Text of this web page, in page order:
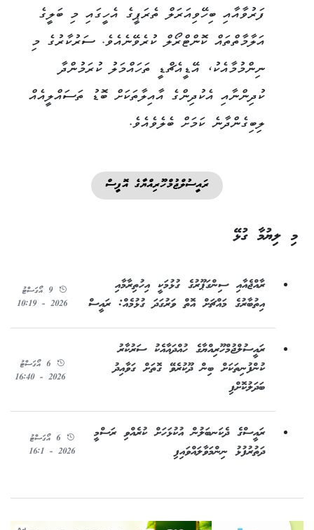
ފަރުވާއާއި ބިހޭވިއަރަލް ތެރަޕީގެ އެހީގައި މި ބަލީގެ
އަލާމާތްތައް ކޮންޓްރޯލް ކުރެވޭނެއެވެ. ސަރުކާރުގެ މި
ނިންމުމާއެކު، އޭޑީއެޗްޑީ ތަހައްމަލު ކުރަމުންދާ
ކުދިންނާއި އެކުދިންގެ އާއިލާތަކަށް ބޮޑު ތަސައްލީއެއް
ލިބިގެންދާނެ ކަމަށް ބެލެވެއެވެ.
ރައީސުލްޖުމްހޫރިއްޔާގެ އޮފީސް
މި ލިޔުމާ ގުޅޭ
ރާއްޖެއާއި ސިންގަޕޫރުގެ ގުޅުމަކީ އިހުތިރާމާއި
އިތުބާރުގެ މައްޗަށް އޮތް ވަރުގަދަ ގުޅުމެއް: ރައީސް
9 އޯގަސްޓު
2026 - 10:19
ރައީސުލްޖުމްހޫރިއްޔާގެ ހުއްދައާއެކު ސަރުކާރު
ކުންފުނިތަކަށް ބިން ދޫކުރެވޭ ގޮތަށް ގަވާއިދު
ބަދަލުކޮށްފި
6 އޯގަސްޓު
2026 - 16:40
ރައީސްގެ ދެކަނބަލުން އުކުޅަހަށް ކުރެއްވި ރަސްމީ
ދަތުރުފުޅު ނިންމަވާލައްވައިފި
6 އޯގަސްޓު
2026 - 16:1